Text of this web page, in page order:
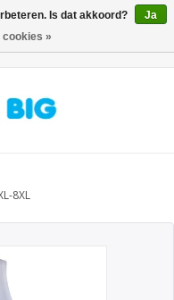
8XL
Is dat akkoord?
Ja
cookies »